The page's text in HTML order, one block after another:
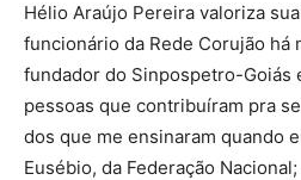
Hélio Araújo Pereira valoriza
funcionário da Rede Corujão há
fundador do Sinpospetro-Goiás
pessoas que contribuíram pra
dos que me ensinaram quando
Eusébio, da Federação